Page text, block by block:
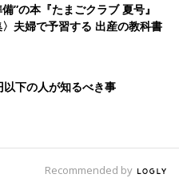
”の本『たまごクラブ 夏号』
〉夫婦で予習する 出産の教科書
下の人が知るべき事
Recommended by